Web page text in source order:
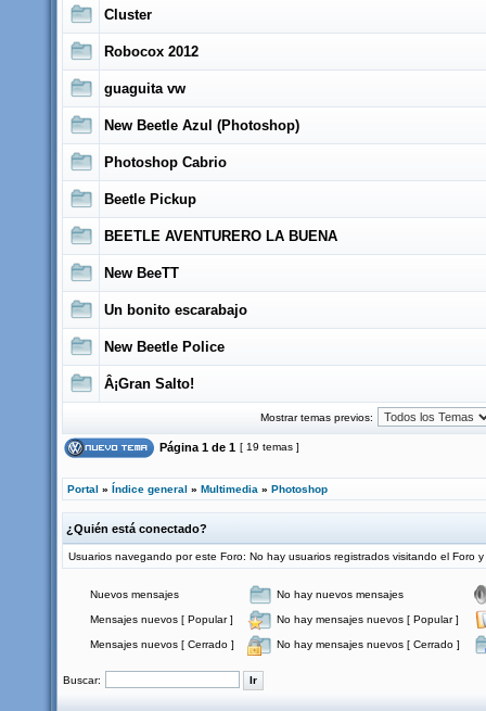
Cluster
Robocox 2012
guaguita vw
New Beetle Azul (Photoshop)
Photoshop Cabrio
Beetle Pickup
BEETLE AVENTURERO LA BUENA
New BeeTT
Un bonito escarabajo
New Beetle Police
Â¡Gran Salto!
Mostrar temas previos:
Página 1 de 1 [ 19 temas ]
Portal » Índice general » Multimedia » Photoshop
¿Quién está conectado?
Usuarios navegando por este Foro: No hay usuarios registrados visitando el Foro
Nuevos mensajes No hay nuevos mensajes
Mensajes nuevos [ Popular ] No hay mensajes nuevos [ Popular ]
Mensajes nuevos [ Cerrado ] No hay mensajes nuevos [ Cerrado ]
Buscar: